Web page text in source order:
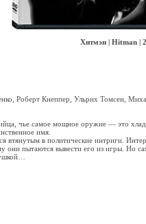
Хитмэн | Hitman |
Роберт Кнеппер, Ульрих Томсен,
чье самое мощное оружие — это
имя.
втянутым в политические интриги.
они пытаются вывести его из игры. Но